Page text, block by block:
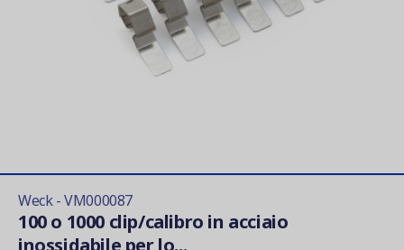
Weck - VM000087
100 o 1000 clip/calibro in acciaio
inossidabile per lo...